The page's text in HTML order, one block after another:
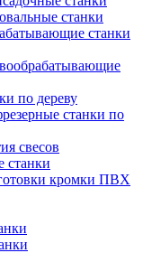
станки
станки
по дереву
станки по
свесов
станки
кромки ПВХ